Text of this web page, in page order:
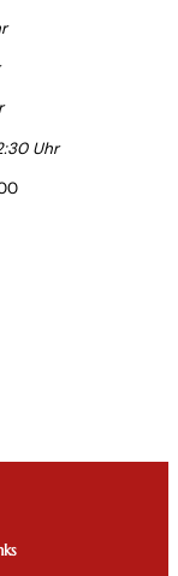
Uhr